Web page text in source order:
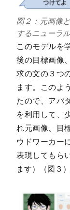
図２：元画像
するニューラ
このモデルを
後の目標画像
求の文の３つ
ます。このよ
たので、アバ
を利用して、
れ元画像、目
ウドワーカー
表現してもら
ます）（図３）